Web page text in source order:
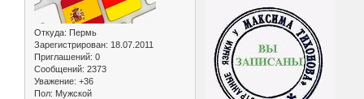
Откуда: Пермь
Зарегистрирован: 18.07.2011
Приглашений: 0
Сообщений: 2373
Уважение: +36
Пол: Мужской